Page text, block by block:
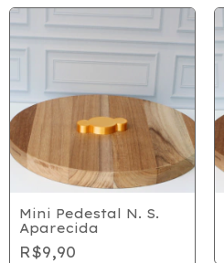
Mini Pedestal N. S.
Aparecida
R$9,90